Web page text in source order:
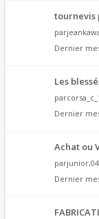
tournevis
par
Dernier
Les
par
Dernier
Achat ou
parjunior
Dernier